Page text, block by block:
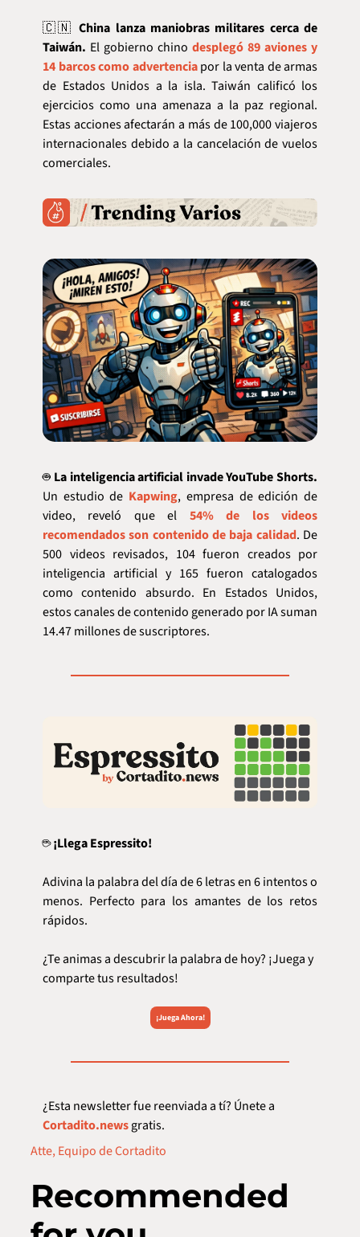
🇨🇳 China lanza maniobras militares cerca de
Taiwán. El gobierno chino desplegó 89 aviones y
14 barcos como advertencia por la venta de armas
de Estados Unidos a la isla. Taiwán calificó los
ejercicios como una amenaza a la paz regional.
Estas acciones afectarán a más de 100,000 viajeros
internacionales debido a la cancelación de vuelos
comerciales.
🤖 La inteligencia artificial invade YouTube Shorts.
Un estudio de Kapwing, empresa de edición de
video, reveló que el 54% de los videos
recomendados son contenido de baja calidad. De
500 videos revisados, 104 fueron creados por
inteligencia artificial y 165 fueron catalogados
como contenido absurdo. En Estados Unidos,
estos canales de contenido generado por IA suman
14.47 millones de suscriptores.
☕ ¡Llega Espressito!
Adivina la palabra del día de 6 letras en 6 intentos o
menos. Perfecto para los amantes de los retos
rápidos.
¿Te animas a descubrir la palabra de hoy? ¡Juega y
comparte tus resultados!
¡Juega Ahora!
Cortadito.news gratis.
Atte, Equipo de Cortadito
Recommended